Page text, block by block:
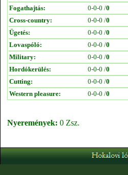
Fogathajtás:
0-0-0 /0
Cross-country:
0-0-0 /0
Ügetés:
0-0-0 /0
Lovaspóló:
0-0-0 /0
Military:
0-0-0 /0
Hordókerülés:
0-0-0 /0
Cutting:
0-0-0 /0
Western pleasure:
0-0-0 /0
Nyeremények: 0 Zsz.